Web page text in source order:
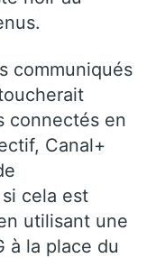
communiqués
connectés en
Canal+
cela est
utilisant une
à la place du